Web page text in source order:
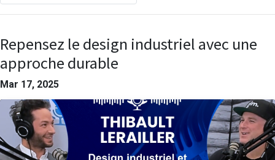
Repensez le design industriel avec une
approche durable
Mar 17, 2025